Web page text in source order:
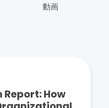
動画
Report: How